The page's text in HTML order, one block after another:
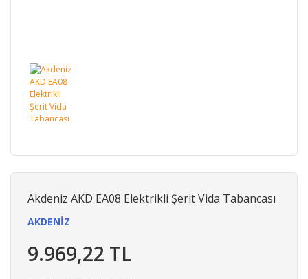
Akdeniz AKD EA08 Elektrikli Şerit Vida Tabancası
AKDENİZ
9.969,22 TL